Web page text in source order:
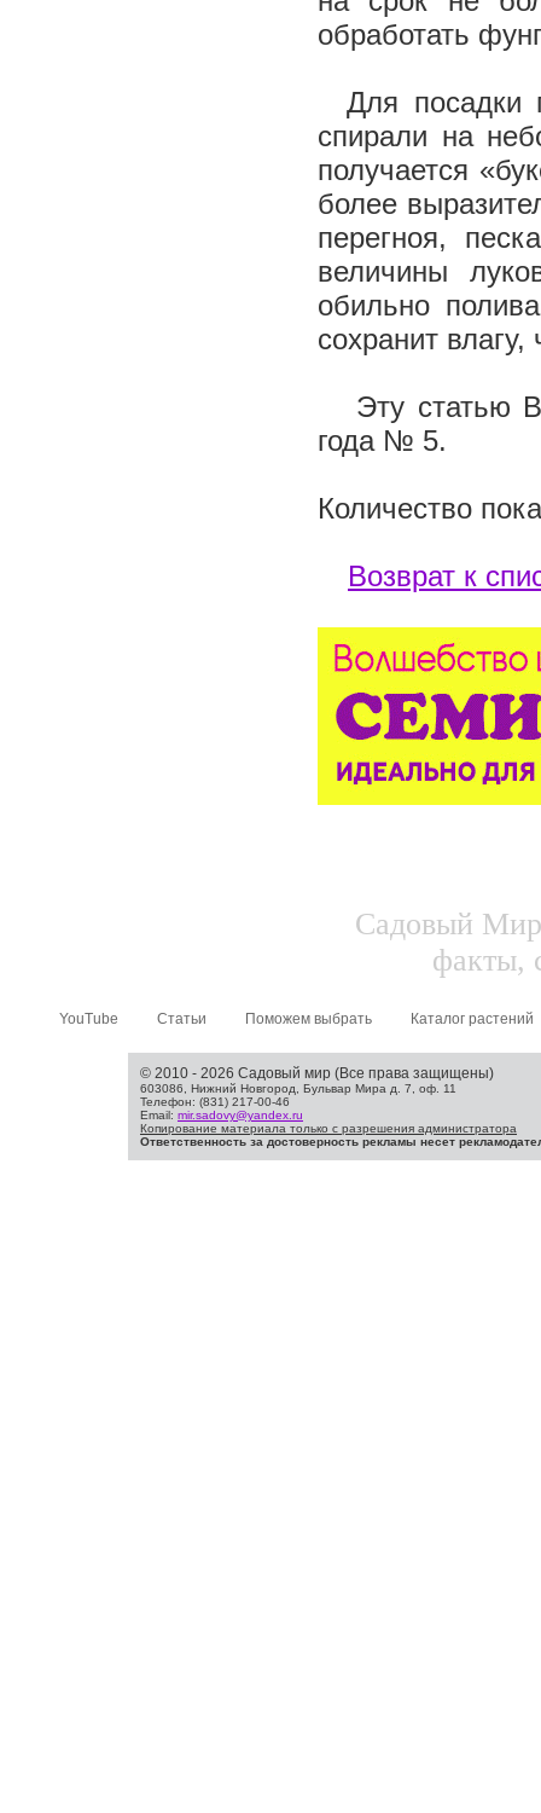
обработать
Для посадки
спирали на
получается
более
перегноя,
величины
обильно
сохранит
Эту статью
года № 5.
Количество
Возврат к
Садовый
факты,
YouTube Статьи Поможем выбрать Каталог растений
© 2010 - 2026 Садовый мир (Все права защищены)
603086, Нижний Новгород, Бульвар Мира д. 7, оф. 11
Телефон: (831) 217-00-46
Email: mir.sadovy@yandex.ru
Копирование материала только с разрешения администратора
Ответственность за достоверность рекламы несет